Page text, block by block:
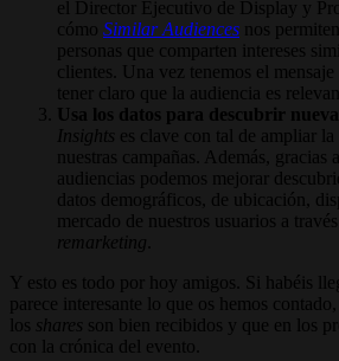
el Director Ejecutivo de Display y
cómo Similar Audiences nos
personas que comparten intereses
clientes. Una vez tenemos el
tener claro que la audiencia es
Usa los datos para descubrir
Insights es clave con tal de ampliar la
nuestras campañas. Además, gracias
audiencias podemos mejorar
datos demográficos, de ubicación,
mercado de nuestros usuarios a
remarketing
Y esto es todo por hoy amigos. Si habéis
parece interesante lo que os hemos
los shares son bien recibidos y que en los
con la crónica del evento.